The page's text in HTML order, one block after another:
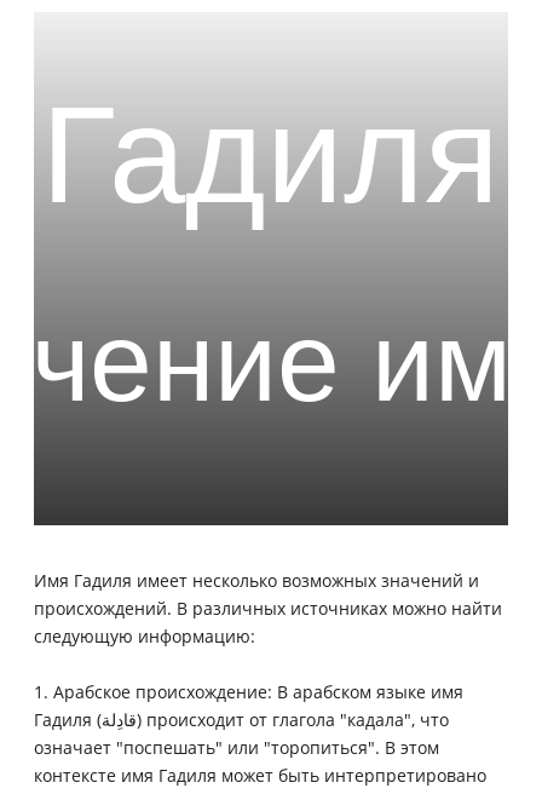
Имя Гадиля имеет несколько возможных значений и
происхождений. В различных источниках можно найти
следующую информацию:
1. Арабское происхождение: В арабском языке имя
Гадиля (قادِلة) происходит от глагола "кадала", что
означает "поспешать" или "торопиться". В этом
контексте имя Гадиля может быть интерпретировано